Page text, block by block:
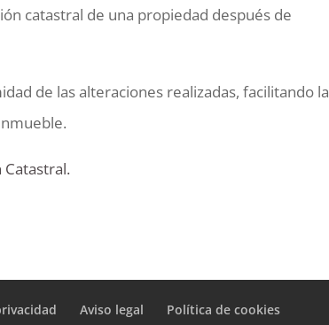
catastral de una propiedad después de
de las alteraciones realizadas, facilitando la
Aviso legal Política de cookies